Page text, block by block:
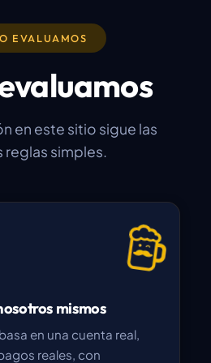
EVALUAMOS
en este sitio sigue las
reglas simples.
mismos
en una cuenta real,
reales, con